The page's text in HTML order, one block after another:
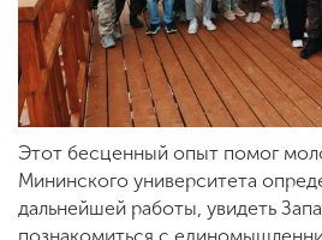
Этот бесценный опыт помог
Мининского университета
дальнейшей работы, увидеть